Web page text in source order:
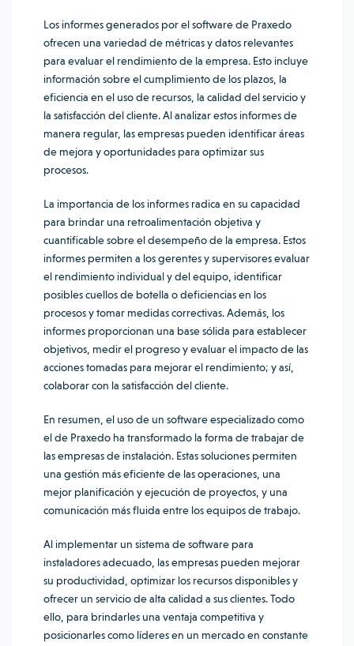
Los informes generados por el software de Praxedo
ofrecen una variedad de métricas y datos relevantes
para evaluar el rendimiento de la empresa. Esto incluye
información sobre el cumplimiento de los plazos, la
eficiencia en el uso de recursos, la calidad del servicio y
la satisfacción del cliente. Al analizar estos informes de
manera regular, las empresas pueden identificar áreas
de mejora y oportunidades para optimizar sus
procesos.
La importancia de los informes radica en su capacidad
para brindar una retroalimentación objetiva y
cuantificable sobre el desempeño de la empresa. Estos
informes permiten a los gerentes y supervisores evaluar
el rendimiento individual y del equipo, identificar
posibles cuellos de botella o deficiencias en los
procesos y tomar medidas correctivas. Además, los
informes proporcionan una base sólida para establecer
objetivos, medir el progreso y evaluar el impacto de las
acciones tomadas para mejorar el rendimiento; y así,
colaborar con la satisfacción del cliente.
En resumen, el uso de un software especializado como
el de Praxedo ha transformado la forma de trabajar de
las empresas de instalación. Estas soluciones permiten
una gestión más eficiente de las operaciones, una
mejor planificación y ejecución de proyectos, y una
comunicación más fluida entre los equipos de trabajo.
Al implementar un sistema de software para
instaladores adecuado, las empresas pueden mejorar
su productividad, optimizar los recursos disponibles y
ofrecer un servicio de alta calidad a sus clientes. Todo
ello, para brindarles una ventaja competitiva y
posicionarles como líderes en un mercado en constante